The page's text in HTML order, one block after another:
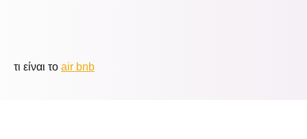
τι είναι το air bnb